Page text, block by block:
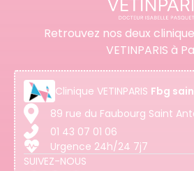
Retrouvez nos deux
VETINPARIS à
Clinique VETINPARIS Fbg
89 rue du Faubourg Saint
01 43 07 01 06
Urgence 24h/24 7j7
SUIVEZ-NOUS